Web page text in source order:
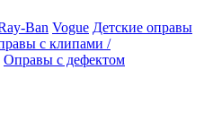
Ban Vogue Детские оправы
с клипами /
Оправы с дефектом